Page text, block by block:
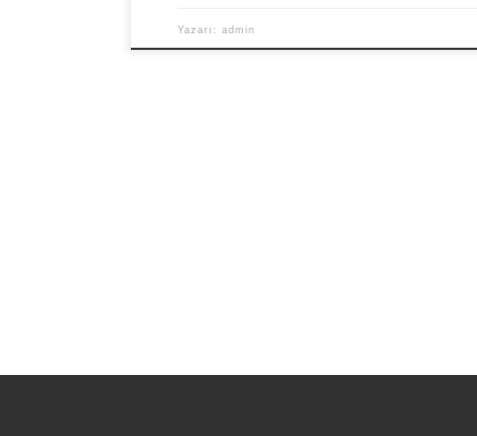
Yazarı: admin